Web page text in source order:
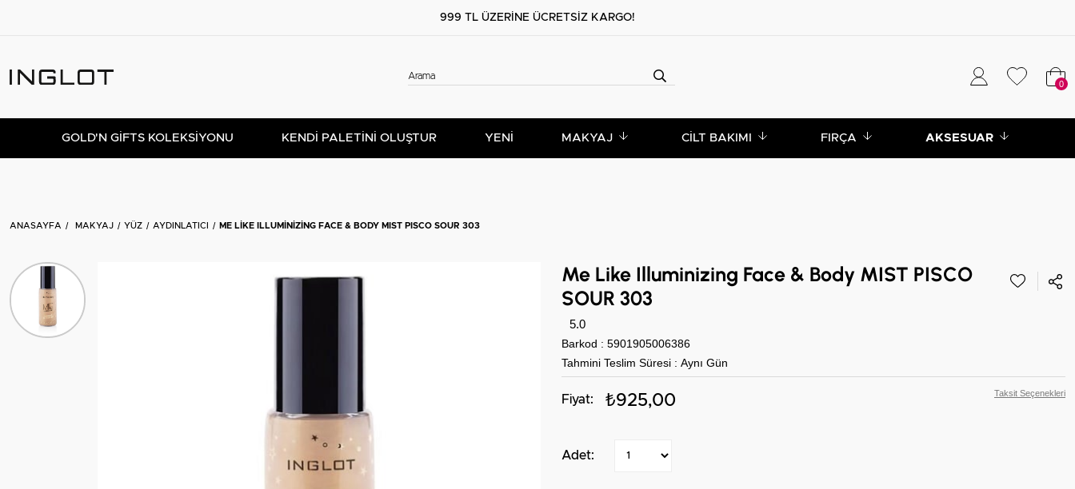
999 TL ÜZERİNE ÜCRETSİZ KARGO!
0
GOLD'N GIFTS KOLEKSIYONU KENDİ PALETİNİ OLUŞTUR YENİ MAKYAJ CILT BAKIMI FIRÇA AKSESUAR
ANASAYFA MAKYAJ YÜZ AYDINLATICI ME LIKE ILLUMINIZING FACE & BODY MIST PISCO SOUR 303
Me Like Illuminizing Face & Body MIST PISCO
SOUR 303
5.0
Barkod : 5901905006386
Tahmini Teslim Süresi : Aynı Gün
₺925,00 Taksit Seçenekleri